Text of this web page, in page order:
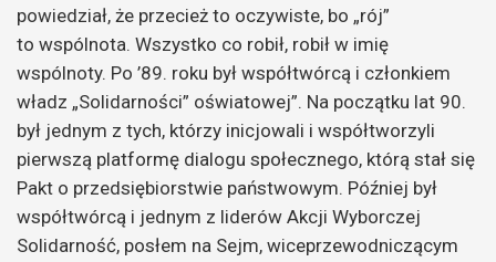
powiedział, że przecież to oczywiste, bo „rój”
to wspólnota. Wszystko co robił, robił w imię
wspólnoty. Po ’89. roku był współtwórcą i członkiem
władz „Solidarności” oświatowej”. Na początku lat 90.
był jednym z tych, którzy inicjowali i współtworzyli
pierwszą platformę dialogu społecznego, którą stał się
Pakt o przedsiębiorstwie państwowym. Później był
współtwórcą i jednym z liderów Akcji Wyborczej
Solidarność, posłem na Sejm, wiceprzewodniczącym